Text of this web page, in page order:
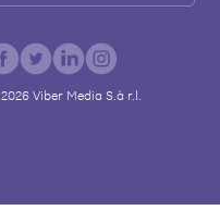
2026Viber Media S.à r.l.